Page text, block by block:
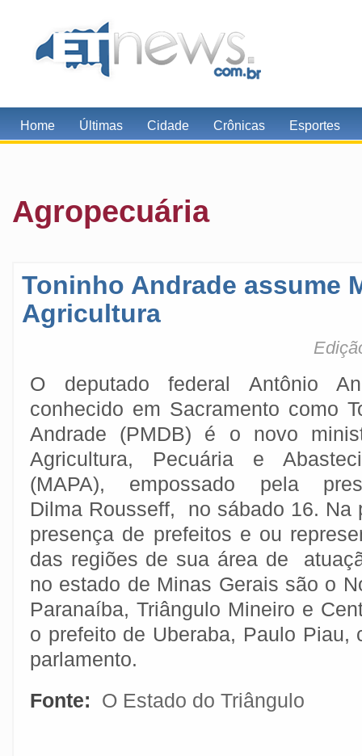
Home Últimas Cidade Crônicas Esportes
Agropecuária
Toninho Andrade assume
Agricultura
O deputado federal Antônio
conhecido em Sacramento como
Andrade (PMDB) é o novo
Agricultura, Pecuária e
(MAPA), empossado pela
Dilma Rousseff, no sábado 16. Na
presença de prefeitos e ou
das regiões de sua área de
no estado de Minas Gerais são o
Paranaíba, Triângulo Mineiro e
o prefeito de Uberaba, Paulo Piau,
parlamento.
Fonte:
O Estado do Triângulo